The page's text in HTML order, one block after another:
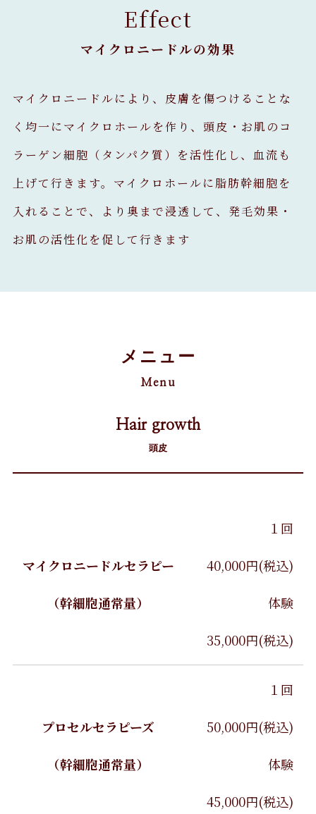
Effect
マイクロニードルの効果
マイクロニードルにより、皮膚を傷つけることな
く均一にマイクロホールを作り、 頭皮・お肌のコ
ラーゲン細胞（タンパク質）を活性化し、血流も
上げて行きます。 マイクロホールに脂肪幹細胞を
入れることで、より奥まで浸透して、発毛効果・
お肌の活性化を促して行きます
メニュー
Menu
Hair growth
頭皮
マイクロニードルセラピー
（幹細胞通常量）
１回
40,000円(税込)
体験
35,000円(税込)
プロセルセラピーズ
（幹細胞通常量）
１回
50,000円(税込)
体験
45,000円(税込)